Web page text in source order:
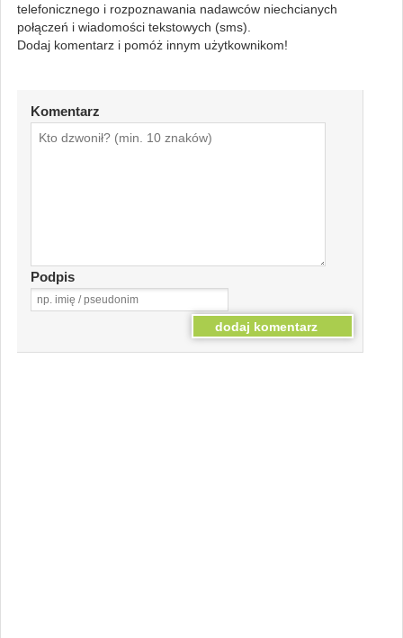
telefonicznego i rozpoznawania nadawców niechcianych
połączeń i wiadomości tekstowych (sms).
Dodaj komentarz i pomóż innym użytkownikom!
Komentarz
Podpis